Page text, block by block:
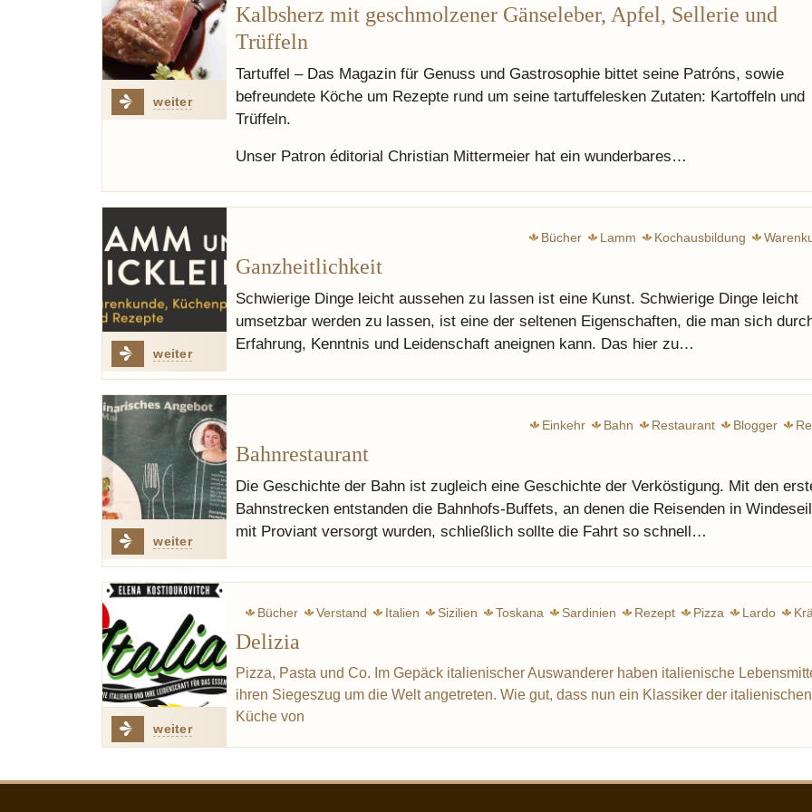
weiter
Kalbsherz mit geschmolzener Gänseleber, Apfel, Sellerie und
Trüffeln
Tartuffel – Das Magazin für Genuss und Gastrosophie bittet seine Patróns, sowie
befreundete Köche um Rezepte rund um seine tartuffelesken Zutaten: Kartoffeln und
Trüffeln.
Unser Patron éditorial Christian Mittermeier hat ein wunderbares…
weiter
Bücher Lamm Kochausbildung
Ganzheitlichkeit
Schwierige Dinge leicht aussehen zu lassen ist eine Kunst. Schwierige Dinge leicht
umsetzbar werden zu lassen, ist eine der seltenen Eigenschaften, die man sich
Erfahrung, Kenntnis und Leidenschaft aneignen kann. Das hier zu…
weiter
Einkehr Bahn Restaurant Blogger
Bahnrestaurant
Die Geschichte der Bahn ist zugleich eine Geschichte der Verköstigung. Mit den
Bahnstrecken entstanden die Bahnhofs-Buffets, an denen die Reisenden in
mit Proviant versorgt wurden, schließlich sollte die Fahrt so schnell…
weiter
Bücher Verstand Italien Sizilien Toskana Sardinien Rezept Pizza Lardo
Delizia
Pizza, Pasta und Co. Im Gepäck italienischer Auswanderer haben italienische
ihren Siegeszug um die Welt angetreten. Wie gut, dass nun ein Klassiker der italienischen
Küche von